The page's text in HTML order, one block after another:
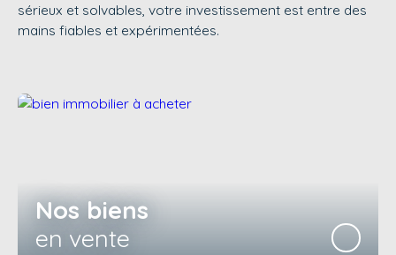
sérieux et solvables, votre investissement est entre des
mains fiables et expérimentées.
Nos biens
en vente